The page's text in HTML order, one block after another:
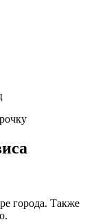
города. Также